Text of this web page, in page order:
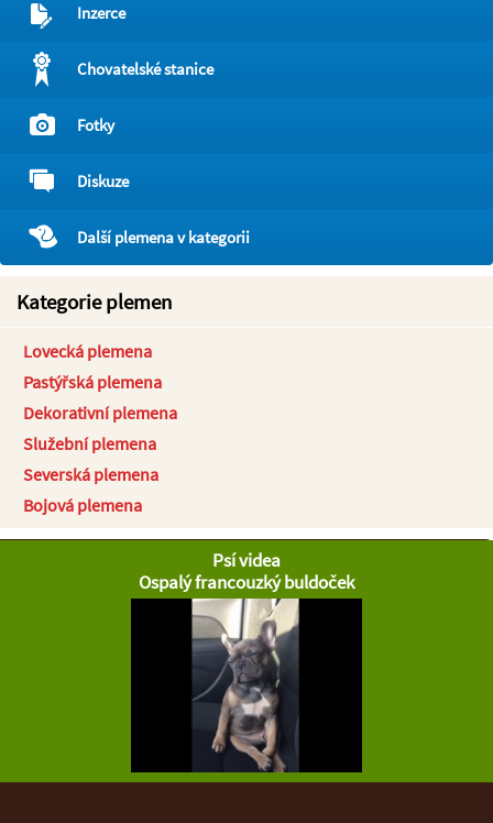
Inzerce
Chovatelské stanice
Fotky
Diskuze
Další plemena v kategorii
Kategorie plemen
Lovecká plemena
Pastýřská plemena
Dekorativní plemena
Služební plemena
Severská plemena
Bojová plemena
Psí videa
Ospalý francouzký buldoček